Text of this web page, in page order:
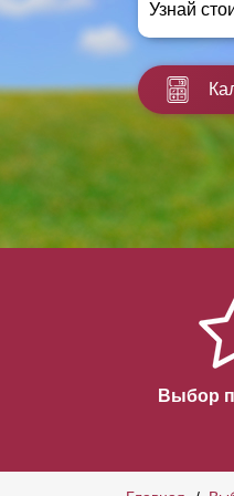
Узнай
Выбор